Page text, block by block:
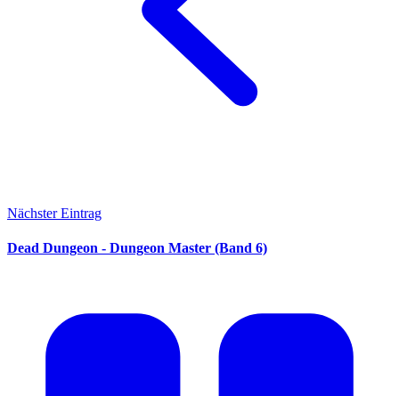
Nächster Eintrag
Dead Dungeon - Dungeon Master (Band 6)